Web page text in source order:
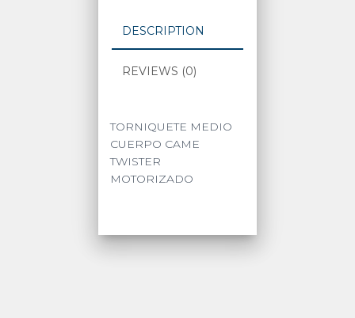
DESCRIPTION
REVIEWS (0)
TORNIQUETE MEDIO
CUERPO CAME
TWISTER
MOTORIZADO